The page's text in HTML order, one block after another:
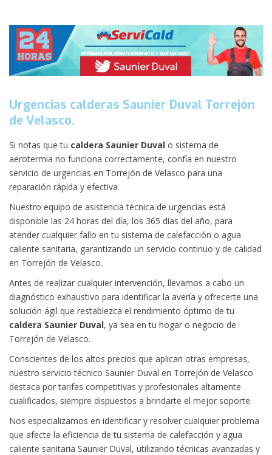
Urgencias calderas Saunier Duval Torrejón
de Velasco.
Si notas que tu caldera Saunier Duval o sistema de
aerotermia no funciona correctamente, confía en nuestro
servicio de urgencias en Torrejón de Velasco para una
reparación rápida y efectiva.
Nuestro equipo de asistencia técnica de urgencias está
disponible las 24 horas del día, los 365 días del año, para
atender cualquier fallo en tu sistema de calefacción o agua
caliente sanitaria, garantizando un servicio continuo y de calidad
en Torrejón de Velasco.
Antes de realizar cualquier intervención, llevamos a cabo un
diagnóstico exhaustivo para identificar la avería y ofrecerte una
solución ágil que restablezca el rendimiento óptimo de tu
caldera Saunier Duval, ya sea en tu hogar o negocio de
Torrejón de Velasco.
Conscientes de los altos precios que aplican otras empresas,
nuestro servicio técnico Saunier Duval en Torrejón de Velasco
destaca por tarifas competitivas y profesionales altamente
cualificados, siempre dispuestos a brindarte el mejor soporte.
Nos especializamos en identificar y resolver cualquier problema
que afecte la eficiencia de tu sistema de calefacción y agua
caliente sanitaria Saunier Duval, utilizando técnicas avanzadas y